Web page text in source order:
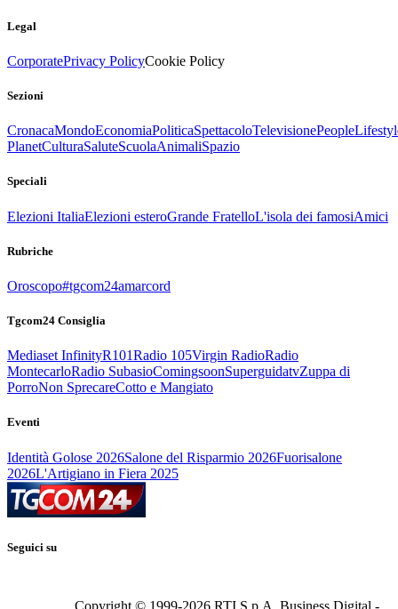
Legal
CorporatePrivacy PolicyCookie Policy
Sezioni
CronacaMondoEconomiaPoliticaSpettacoloTelevisionePeople
PlanetCulturaSaluteScuolaAnimaliSpazio
Speciali
Elezioni ItaliaElezioni esteroGrande FratelloL'isola dei famosiAmici
Rubriche
Oroscopo#tgcom24amarcord
Tgcom24 Consiglia
Mediaset InfinityR101Radio 105Virgin RadioRadio
MontecarloRadio SubasioComingsoonSuperguidatvZuppa di
PorroNon SprecareCotto e Mangiato
Eventi
Identità Golose 2026Salone del Risparmio 2026Fuorisalone
2026L'Artigiano in Fiera 2025
Seguici su
Copyright © 1999-2026 RTI S.p.A. Business Digital -